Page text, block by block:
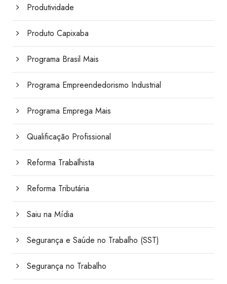
Produtividade
Produto Capixaba
Programa Brasil Mais
Programa Empreendedorismo Industrial
Programa Emprega Mais
Qualificação Profissional
Reforma Trabalhista
Reforma Tributária
Saiu na Mídia
Segurança e Saúde no Trabalho (SST)
Segurança no Trabalho